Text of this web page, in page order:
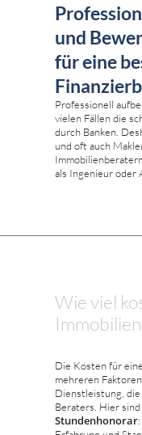
und
für eine
Professionell
vielen Fällen die
durch Banken.
und oft auch
als Ingenieur oder
Wie viel
Die Kosten für
mehreren
Dienstleistung,
Beraters. Hier
Stundenhonorar